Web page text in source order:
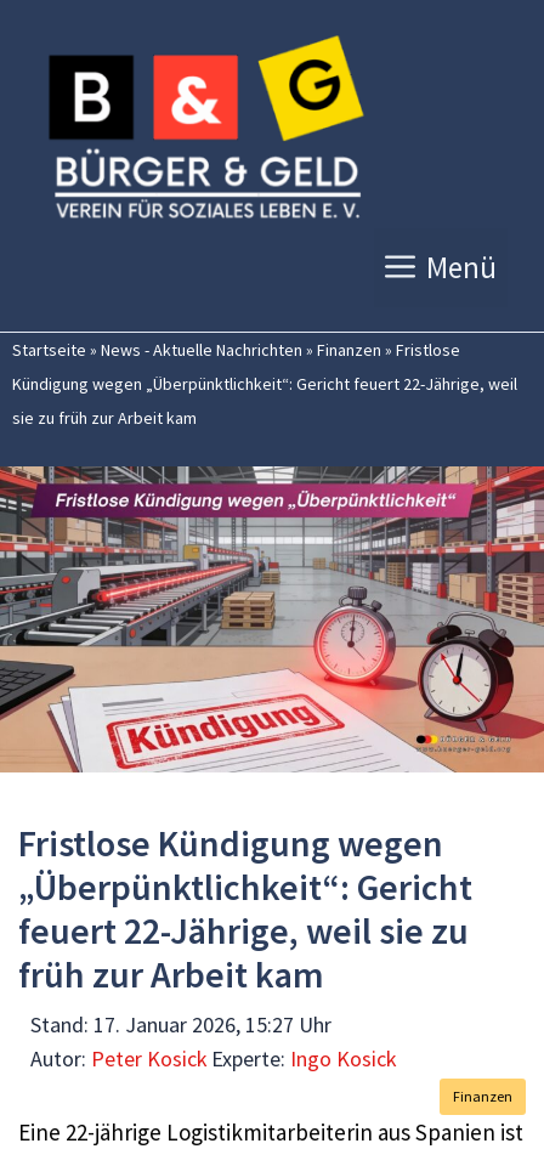
Inhalt
springen
Menü
Startseite » News - Aktuelle Nachrichten » Finanzen » Fristlose
Kündigung wegen „Überpünktlichkeit“: Gericht feuert 22-Jährige, weil
sie zu früh zur Arbeit kam
Fristlose Kündigung wegen
„Überpünktlichkeit“: Gericht
feuert 22-Jährige, weil sie zu
früh zur Arbeit kam
Stand: 17. Januar 2026, 15:27 Uhr
Autor: Peter Kosick Experte: Ingo Kosick
Finanzen
Eine 22-jährige Logistikmitarbeiterin aus Spanien ist